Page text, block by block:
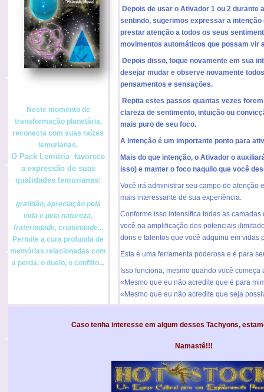
Nestemomento de
transformação planetária,
reconecta com suas raízes
lemurianas.
O Pack Lemúriafavorece
a expressão de suas
qualidades lemurianas:
gratidão, apreciação pela
vida e pela natureza,
fraternidade, criatividade...
Permite a cura profunda de
memórias relacionadas com
a perda, o duelo, o conflito...
Depois de usar o Ativador 1 ou 2 durante
sentindo, sugerimos expressar a
prestar atenção a todos os seus
movimentos automáticos que possam vir
Depois disso, foque novamente em sua
desejar mudar e observe novamente
pensamentos e sensações.
Repita estes passos quantas vezes
clareza de sentimento, intuição ou
mais puro de seu foco.
A intenção é um importante ponto para
Mais do que intenção, o Ativador o
isso) e manter o foco naquilo que você
Você irá administrar seu campo de atenção
mais interessante de sua experiência.
Conforme isso intensifica todas as
você na amplificação dos potenciais
dons e talentos que você adquiriu em vidas
Esta é uma ferramenta poderosa e é para
Isso funciona, mesmo quando você começa
«Mesmo que eu não acredite que é para
«Mesmo que eu não acredite que seja
Caso tenha interesse em algum desses Tachyons,
Namastê!!!